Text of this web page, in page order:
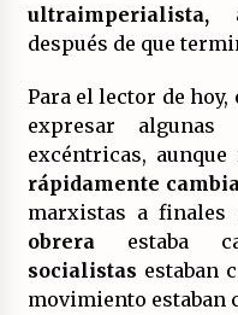
ultraimperialista,
después de que
Para el lector de
expresar algunas
excéntricas,
rápidamente
marxistas a finales
obrera estaba
socialistas estaban
movimiento estaban